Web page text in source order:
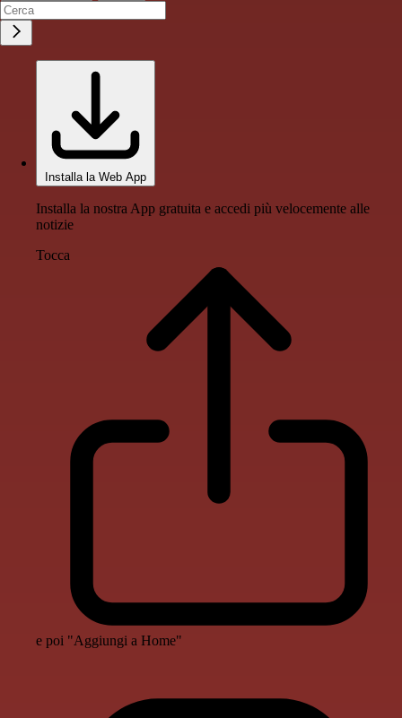
Installa la Web App
Installa la nostra App gratuita e accedi più velocemente alle
notizie
Tocca
e poi "Aggiungi a Home"